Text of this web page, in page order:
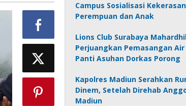
Campus Sosialisasi Kekerasan
Perempuan dan Anak
Lions Club Surabaya
Perjuangkan Pemasangan Air
Panti Asuhan Dorkas Porong
Kapolres Madiun Serahkan
Dinem, Setelah Direhab
Madiun